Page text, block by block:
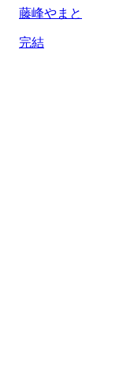
藤峰やまと
完結